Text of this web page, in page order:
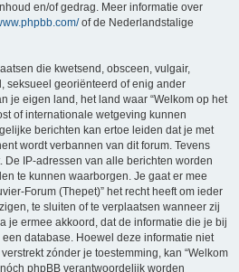
en/of gedrag. Meer informatie over
of de Nederlandstalige
die kwetsend, obsceen, vulgair,
seksueel georiënteerd of enig ander
je eigen land, het land waar “Welkom op het
of internationale wetgeving kunnen
berichten kan ertoe leiden dat je met
wordt verbannen van dit forum. Tevens
De IP-adressen van alle berichten worden
te kunnen waarborgen. Je gaat er mee
Forum (Thepet)” het recht heeft om ieder
te sluiten of te verplaatsen wanneer zij
je ermee akkoord, dat de informatie die je bij
database. Hoewel deze informatie niet
zónder je toestemming, kan “Welkom
phpBB verantwoordelijk worden